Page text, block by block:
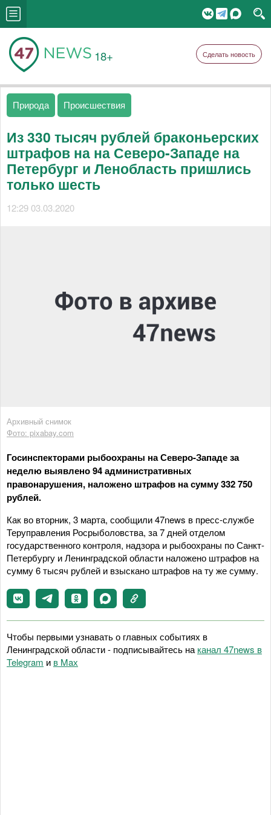
18+ Сделать новость
Природа Происшествия
Из 330 тысяч рублей браконьерских
штрафов на на Северо-Западе на
Петербург и Ленобласть пришлись
только шесть
12:29 03.03.2020
Архивный снимок
Фото: pixabay.com
Госинспекторами рыбоохраны на Северо-Западе за
неделю выявлено 94 административных
правонарушения, наложено штрафов на сумму 332 750
рублей.
Как во вторник, 3 марта, сообщили 47news в пресс-службе
Теруправления Росрыболовства, за 7 дней отделом
государственного контроля, надзора и рыбоохраны по Санкт-
Петербургу и Ленинградской области наложено штрафов на
сумму 6 тысяч рублей и взыскано штрафов на ту же сумму.
Чтобы первыми узнавать о главных событиях в
Ленинградской области - подписывайтесь на канал 47news в
Telegram и в Maх